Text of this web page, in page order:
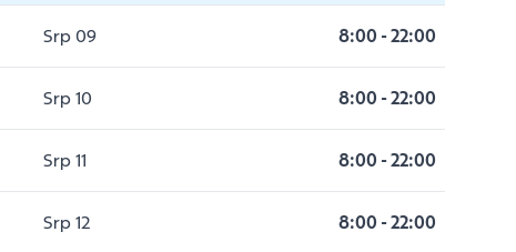
Srp 09 8:00 -22:00
Srp 10 8:00 -22:00
Srp 11 8:00 -22:00
Srp 12 8:00 -22:00